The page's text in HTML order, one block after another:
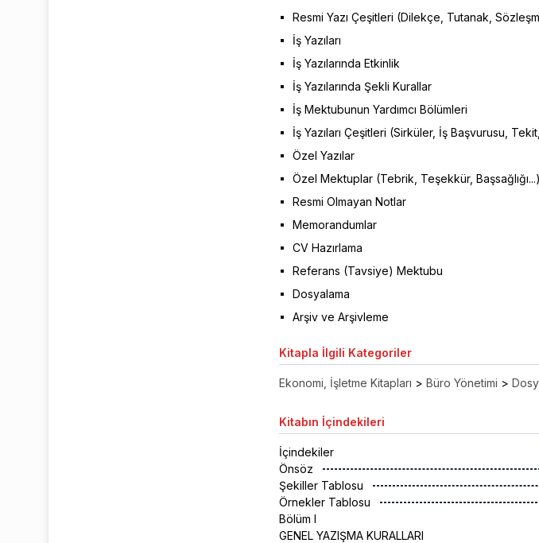
Resmi Yazı Çeşitleri (Dilekçe, Tutanak,
İş Yazıları
İş Yazılarında Etkinlik
İş Yazılarında Şekli Kurallar
İş Mektubunun Yardımcı Bölümleri
İş Yazıları Çeşitleri (Sirküler, İş Başvurusu,
Özel Yazılar
Özel Mektuplar (Tebrik, Teşekkür, Başsağlığı...)
Resmi Olmayan Notlar
Memorandumlar
CV Hazırlama
Referans (Tavsiye) Mektubu
Dosyalama
Arşiv ve Arşivleme
Kitapla İlgili Kategoriler
Ekonomi, İşletme Kitapları > Büro Yönetimi >
Kitabın İçindekileri
İçindekiler
Önsöz
Şekiller Tablosu
Örnekler Tablosu
Bölüm I
GENEL YAZIŞMA KURALLARI